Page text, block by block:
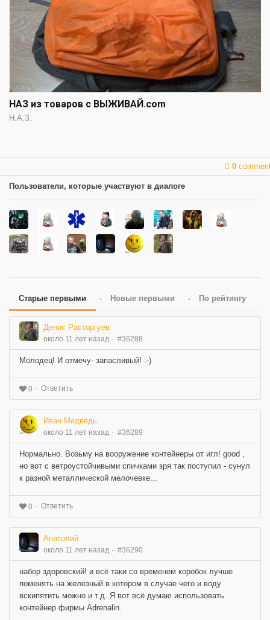
НАЗ из товаров с ВЫЖИВАЙ.com
Н.А.З.
0
Пользователи, которые участвуют в диалоге
Старые первыми Новые первыми По рейтингу
Денис Расторгуев
около 11 лет назад #36288
Молодец! И отмечу- запасливый! :-)
0 Ответить
Иван Медведь
около 11 лет назад #36289
Нормально. Возьму на вооружение контейнеры от игл! good ,
но вот с ветроустойчивыми спичками зря так поступил - сунул
к разной металлической мелочевке...
0 Ответить
Анатолий
около 11 лет назад #36290
набор здоровский! и всё таки со временем коробок лучше
поменять на железный в котором в случае чего и воду
вскипятить можно и т.д..Я вот всё думаю использовать
контейнер фирмы Adrenalin.